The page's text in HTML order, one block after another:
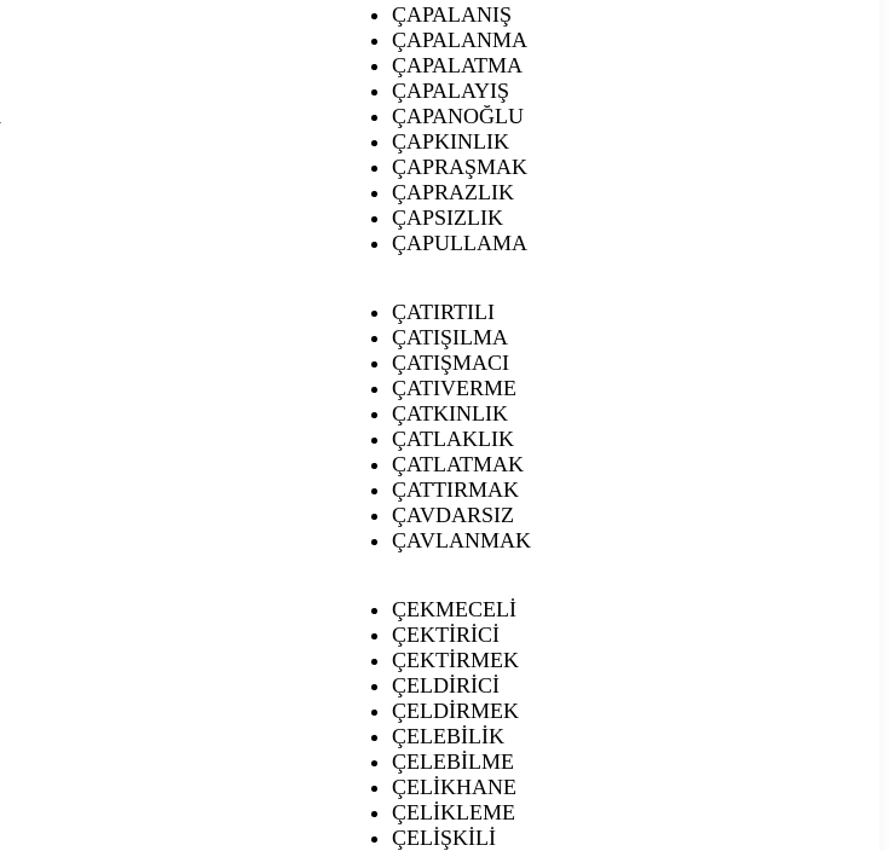
ÇAPALANIŞ
ÇAPALANMA
ÇAPALATMA
ÇAPALAYIŞ
ÇAPANOĞLU
ÇAPKINLIK
ÇAPRAŞMAK
ÇAPRAZLIK
ÇAPSIZLIK
ÇAPULLAMA
ÇATIRTILI
ÇATIŞILMA
ÇATIŞMACI
ÇATIVERME
ÇATKINLIK
ÇATLAKLIK
ÇATLATMAK
ÇATTIRMAK
ÇAVDARSIZ
ÇAVLANMAK
ÇEKMECELİ
ÇEKTİRİCİ
ÇEKTİRMEK
ÇELDİRİCİ
ÇELDİRMEK
ÇELEBİLİK
ÇELEBİLME
ÇELİKHANE
ÇELİKLEME
ÇELİŞKİLİ